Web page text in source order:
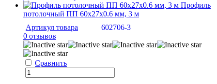
Профиль
потолочный ПП 60х27х0.6 мм, 3 м
Артикул товара
602706-3
0 отзывов
Сравнить